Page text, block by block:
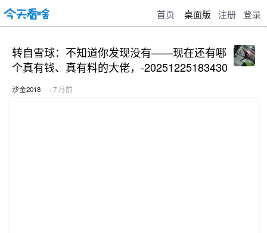
首页 桌面版 注册 登录
转自雪球：不知道你发现没有——现在还有哪
个真有钱、真有料的大佬，-20251225183430
沙金2018 · · 7 月前